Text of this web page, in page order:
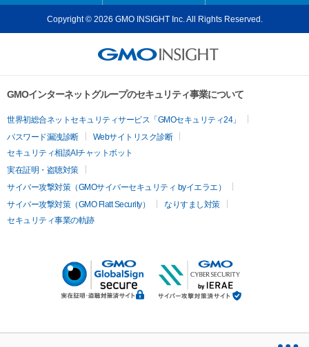
Copyright © 2026 GMO INSIGHT Inc. All Rights Reserved.
GMOインターネットグループのセキュリティ事業について
世界初総合ネットセキュリティサービス「GMOセキュリティ24」
パスワード漏洩診断
Webサイトリスク診断
セキュリティ相談AIチャットボット
実在証明・盗聴対策
サイバー攻撃対策（GMOサイバーセキュリティ byイエラエ）
サイバー攻撃対策（GMO Flatt Security）
なりすまし対策
セキュリティ事業の軌跡